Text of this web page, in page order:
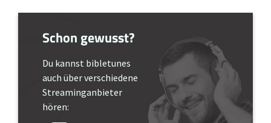
Schon gewusst?
Du kannst bibletunes
auch über verschiedene
Streaminganbieter
hören: